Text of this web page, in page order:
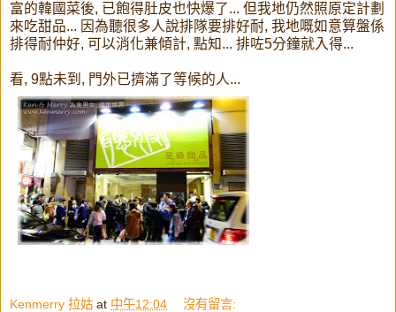
富的韓國菜後, 已飽得肚皮也快爆了... 但我地仍然照原定計劃
來吃甜品... 因為聽很多人說排隊要排好耐, 我地嘅如意算盤係
排得耐仲好, 可以消化兼傾計, 點知... 排咗5分鐘就入得...
看, 9點未到, 門外已擠滿了等候的人...
Kenmerry 拉姑 at 中午12:04 沒有留言: